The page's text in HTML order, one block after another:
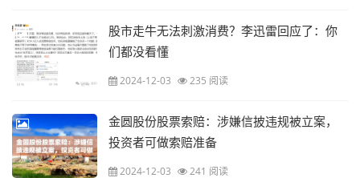
股市走牛无法刺激消费？李迅雷回应了：你
们都没看懂
2024-12-03 235 阅读
金圆股份股票索赔：涉嫌信披违规被立案，
投资者可做索赔准备
2024-12-03 241 阅读